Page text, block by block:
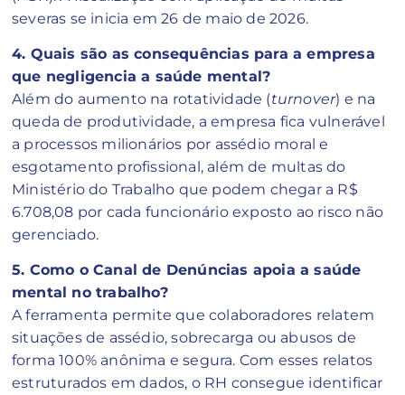
severas se inicia em 26 de maio de 2026.
4. Quais são as consequências para a empresa
que negligencia a saúde mental?
Além do aumento na rotatividade (turnover) e na
queda de produtividade, a empresa fica vulnerável
a processos milionários por assédio moral e
esgotamento profissional, além de multas do
Ministério do Trabalho que podem chegar a R$
6.708,08 por cada funcionário exposto ao risco não
gerenciado.
5. Como o Canal de Denúncias apoia a saúde
mental no trabalho?
A ferramenta permite que colaboradores relatem
situações de assédio, sobrecarga ou abusos de
forma 100% anônima e segura. Com esses relatos
estruturados em dados, o RH consegue identificar